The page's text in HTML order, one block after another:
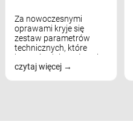
Za nowoczesnymi
oprawami kryje się
zestaw parametrów
technicznych, które
bezpośrednio wpływają
na komfort widzenia,
czytaj więcej